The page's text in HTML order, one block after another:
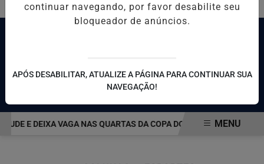
E DEIXA VAGA NAS QUARTAS DA COPA DO BRASIL EM ABERTO
MENU
continuar navegando, por favor desabilite seu
bloqueador de anúncios.
APÓS DESABILITAR, ATUALIZE A PÁGINA PARA CONTINUAR SUA
NAVEGAÇÃO!